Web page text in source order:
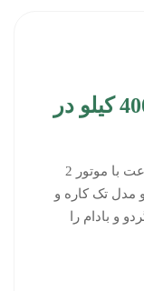
دستگاه پوست کن گردو 400 کیلو در
دستگاه پوست کن گردو 400 کیلو در ساعت با موتور 2
تک کاره و
و بادام را